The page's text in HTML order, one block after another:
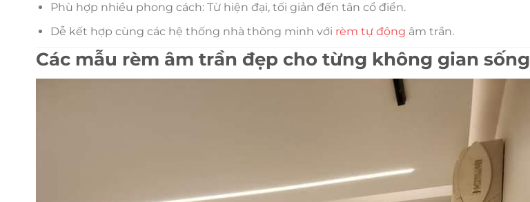
Phù hợp nhiều phong cách: Từ hiện đại, tối giản đến tân cổ điển.
Dễ kết hợp cùng các hệ thống nhà thông minh với rèm tự động âm trần.
Các mẫu rèm âm trần đẹp cho từng không gian sống